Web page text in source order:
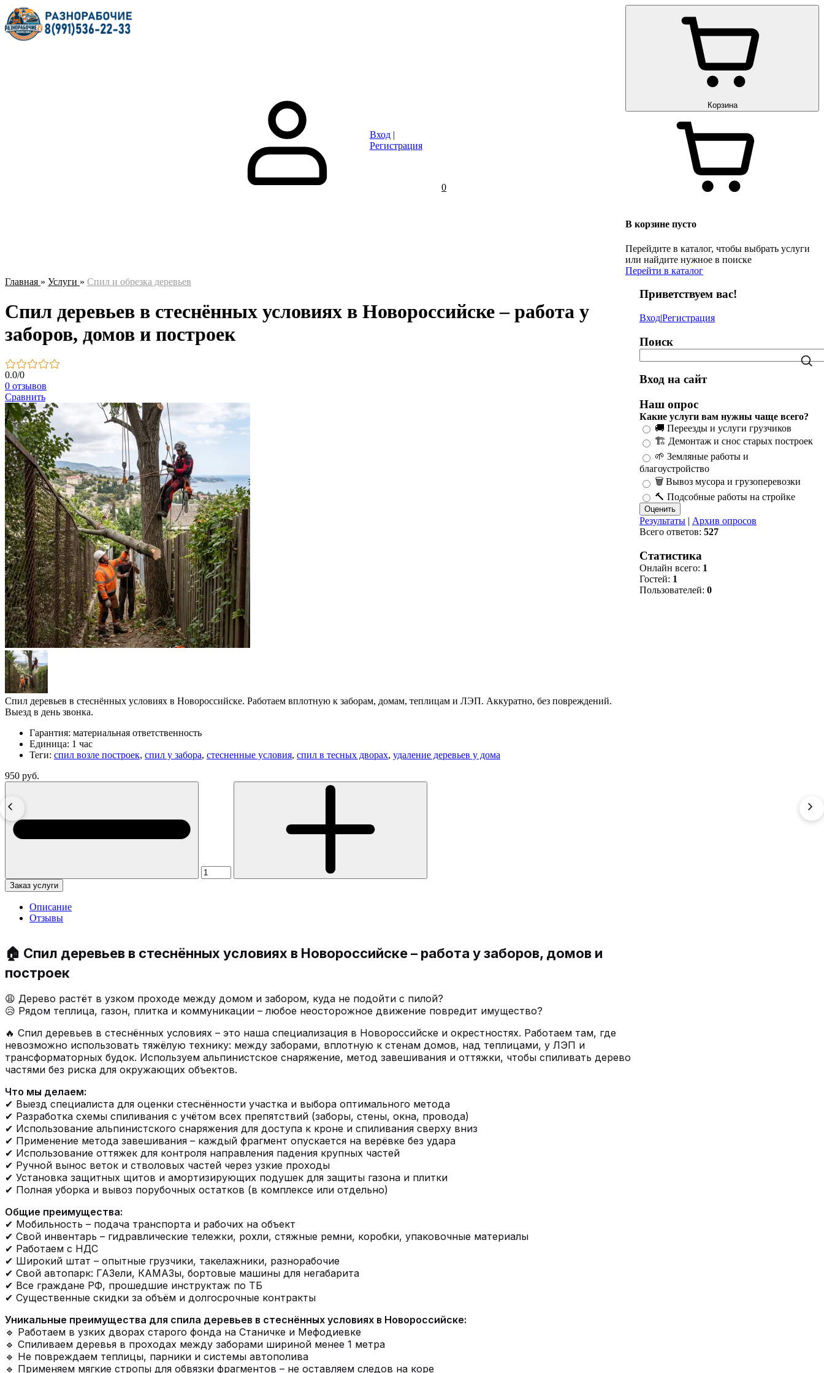
Вход|
Регистрация
0
Корзина
В корзине пусто
Перейдите в каталог, чтобы выбрать услуги
или найдите нужное в поиске
Перейти в каталог
Главная » Услуги » Спил и обрезка деревьев
Спил деревьев в стеснённых условиях в Новороссийске – работа у
заборов, домов и построек
0.0/0
0 отзывов
Сравнить
Спил деревьев в стеснённых условиях в Новороссийске. Работаем вплотную к заборам, домам, теплицам и ЛЭП. Аккуратно, без повреждений.
Выезд в день звонка.
Гарантия: материальная ответственность
Единица: 1 час
Теги: спил возле построек, спил у забора, стесненные условия, спил в тесных дворах, удаление деревьев у дома
950 руб.
Заказ услуги
Описание
Отзывы
🏠 Спил деревьев в стеснённых условиях в Новороссийске – работа у заборов, домов и
построек
😩 Дерево растёт в узком проходе между домом и забором, куда не подойти с пилой?
😥 Рядом теплица, газон, плитка и коммуникации – любое неосторожное движение повредит имущество?
🔥 Спил деревьев в стеснённых условиях – это наша специализация в Новороссийске и окрестностях. Работаем там, где
невозможно использовать тяжёлую технику: между заборами, вплотную к стенам домов, над теплицами, у ЛЭП и
трансформаторных будок. Используем альпинистское снаряжение, метод завешивания и оттяжки, чтобы спиливать дерево
частями без риска для окружающих объектов.
Что мы делаем:
✔ Выезд специалиста для оценки стеснённости участка и выбора оптимального метода
✔ Разработка схемы спиливания с учётом всех препятствий (заборы, стены, окна, провода)
✔ Использование альпинистского снаряжения для доступа к кроне и спиливания сверху вниз
✔ Применение метода завешивания – каждый фрагмент опускается на верёвке без удара
✔ Использование оттяжек для контроля направления падения крупных частей
✔ Ручной вынос веток и стволовых частей через узкие проходы
✔ Установка защитных щитов и амортизирующих подушек для защиты газона и плитки
✔ Полная уборка и вывоз порубочных остатков (в комплексе или отдельно)
Общие преимущества:
✔ Мобильность – подача транспорта и рабочих на объект
✔ Свой инвентарь – гидравлические тележки, рохли, стяжные ремни, коробки, упаковочные материалы
✔ Работаем с НДС
✔ Широкий штат – опытные грузчики, такелажники, разнорабочие
✔ Свой автопарк: ГАЗели, КАМАЗы, бортовые машины для негабарита
✔ Все граждане РФ, прошедшие инструктаж по ТБ
✔ Существенные скидки за объём и долгосрочные контракты
Уникальные преимущества для спила деревьев в стеснённых условиях в Новороссийске:
🔹 Работаем в узких дворах старого фонда на Станичке и Мефодиевке
🔹 Спиливаем деревья в проходах между заборами шириной менее 1 метра
🔹 Не повреждаем теплицы, парники и системы автополива
🔹 Применяем мягкие стропы для обвязки фрагментов – не оставляем следов на коре
Приветствуем вас!
Вход|Регистрация
Поиск
Вход на сайт
Наш опрос
Какие услуги вам нужны чаще всего?
🚚 Переезды и услуги грузчиков
🏗️ Демонтаж и снос старых построек
🌱 Земляные работы и
благоустройство
🗑️ Вывоз мусора и грузоперевозки
🔨 Подсобные работы на стройке
Результаты | Архив опросов
Всего ответов: 527
Статистика
Онлайн всего: 1
Гостей: 1
Пользователей: 0